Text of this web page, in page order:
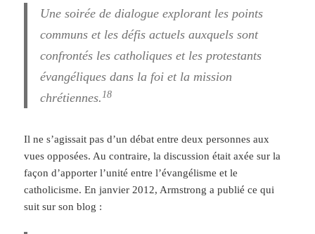
Une soirée de dialogue explorant les points
communs et les défis actuels auxquels sont
confrontés les catholiques et les protestants
évangéliques dans la foi et la mission
chrétiennes.18
Il ne s’agissait pas d’un débat entre deux personnes aux
vues opposées. Au contraire, la discussion était axée sur la
façon d’apporter l’unité entre l’évangélisme et le
catholicisme. En janvier 2012, Armstrong a publié ce qui
suit sur son blog :